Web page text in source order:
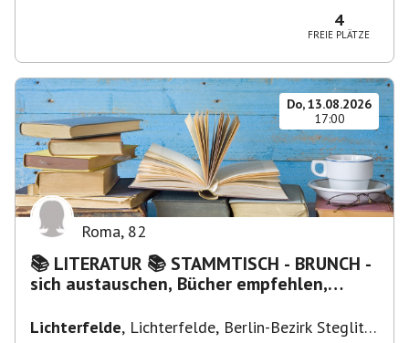
4
FREIE PLÄTZE
Do, 13.08.2026
17:00
Roma, 82
📚 LITERATUR 📚 STAMMTISCH - BRUNCH -
sich austauschen, Bücher empfehlen,
Lichterfelde, Lichterfelde, Berlin-Bezirk Steglitz-